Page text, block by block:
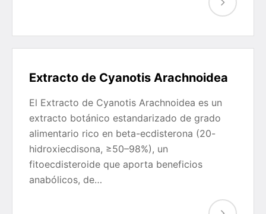
Extracto de Cyanotis Arachnoidea
El Extracto de Cyanotis Arachnoidea es un
extracto botánico estandarizado de grado
alimentario rico en beta-ecdisterona (20-
hidroxiecdisona, ≥50–98%), un
fitoecdisteroide que aporta beneficios
anabólicos, de…